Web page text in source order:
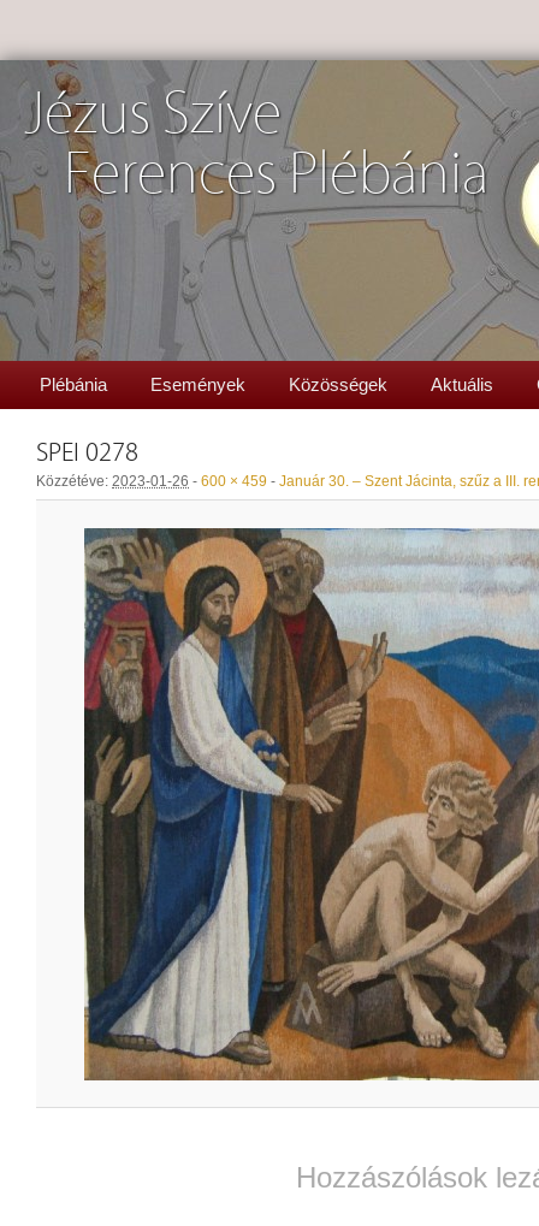
Jézus Szíve
Ferences Plébánia
Plébánia Események Közösségek Aktuális
SPEI 0278
Közzétéve: 2023-01-26 - 600 × 459 - Január 30. – Szent Jácinta, szűz a III.
Hozzászólások